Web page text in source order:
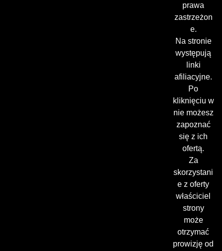
prawa
zastrzeżon
e.
Na stronie
występują
linki
afiliacyjne.
Po
kliknięciu w
nie możesz
zapoznać
się z ich
ofertą.
Za
skorzystani
e z oferty
właściciel
strony
może
otrzymać
prowizję od